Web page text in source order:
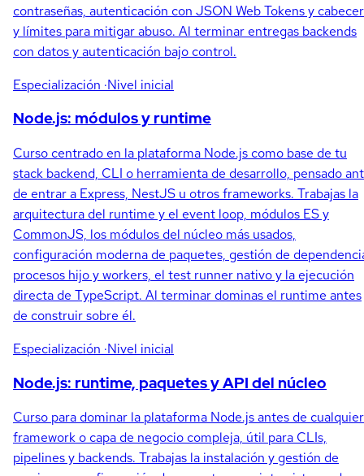
contraseñas, autenticación con JSON Web Tokens y
y límites para mitigar abuso. Al terminar entregas backends
con datos y autenticación bajo control.
Especialización ·Nivel inicial
Node.js: módulos y runtime
Curso centrado en la plataforma Node.js como base de tu
stack backend, CLI o herramienta de desarrollo, pensado
de entrar a Express, NestJS u otros frameworks. Trabajas la
arquitectura del runtime y el event loop, módulos ES y
CommonJS, los módulos del núcleo más usados,
configuración moderna de paquetes, gestión de
procesos hijo y workers, el test runner nativo y la ejecución
directa de TypeScript. Al terminar dominas el runtime antes
de construir sobre él.
Especialización ·Nivel inicial
Node.js: runtime, paquetes y API del núcleo
Curso para dominar la plataforma Node.js antes de cualquier
framework o capa de negocio compleja, útil para CLIs,
pipelines y backends. Trabajas la instalación y gestión de